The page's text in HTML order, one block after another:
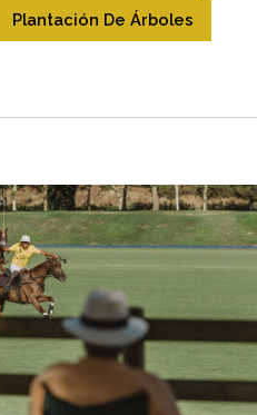
Plantación De Árboles